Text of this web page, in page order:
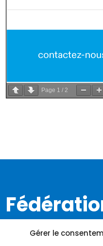
Gérer le
Page 1 /2
Notre histoire